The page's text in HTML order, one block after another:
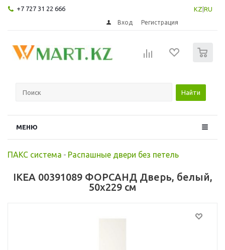
+7 727 31 22 666 KZ RU
Вход Регистрация
Найти
МЕНЮ
ПАКС система - Распашные двери без петель
IKEA 00391089 ФОРСАНД Дверь, белый,
50x229 см